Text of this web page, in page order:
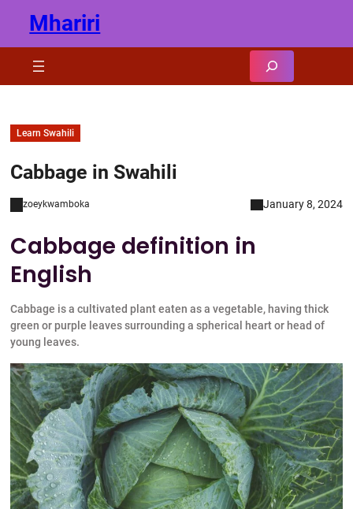
content
Mhariri
Learn Swahili
Cabbage in Swahili
zoeykwamboka January 8, 2024
Cabbage definition in
English
Cabbage is a cultivated plant eaten as a vegetable, having thick
green or purple leaves surrounding a spherical heart or head of
young leaves.